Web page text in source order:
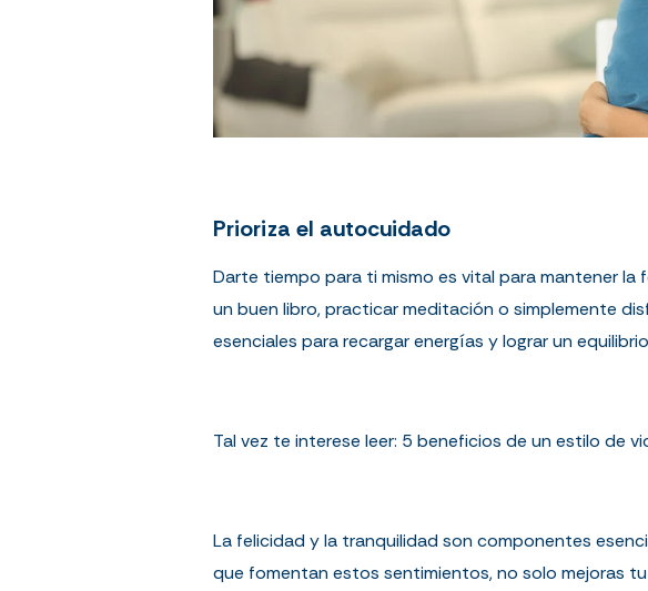
Prioriza el autocuidado
Darte tiempo para ti mismo es vital para mantener
un buen libro, practicar meditación o simplemente
esenciales para recargar energías y lograr un
Tal vez te interese leer: 5 beneficios de un estilo de
La felicidad y la tranquilidad son componentes
que fomentan estos sentimientos, no solo mejoras